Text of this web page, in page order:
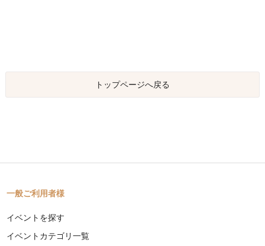
トップページへ戻る
一般ご利用者様
イベントを探す
イベントカテゴリ一覧